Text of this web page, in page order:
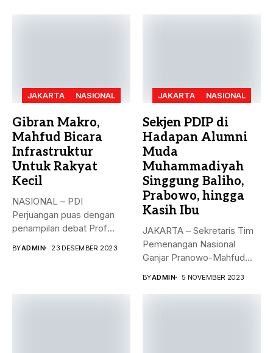
JAKARTA NASIONAL
Gibran Makro,
Mahfud Bicara
Infrastruktur
Untuk Rakyat
Kecil
NASIONAL – PDI
Perjuangan puas dengan
penampilan debat Prof
BYADMIN 23 DESEMBER 2023
JAKARTA NASIONAL
Sekjen PDIP di
Hadapan Alumni
Muda
Muhammadiyah
Singgung Baliho,
Prabowo, hingga
Kasih Ibu
JAKARTA – Sekretaris Tim
Pemenangan Nasional
Ganjar Pranowo-Mahfud
BYADMIN 5 NOVEMBER 2023